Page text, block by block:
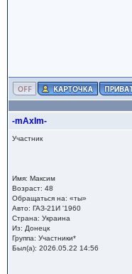
-mAxIm-
Участник
Имя: Максим
Возраст: 48
Обращаться на: «ты»
Авто: ГАЗ-21И '1960
Страна: Украина
Из: Донецк
Группа: Участники*
Был(а): 2026.05.22 14:56